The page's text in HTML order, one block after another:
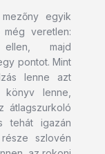
egyik
veretlen:
majd
pontot. Mint
lenne azt
lenne,
átlagszurkoló
tehát igazán
szlovén